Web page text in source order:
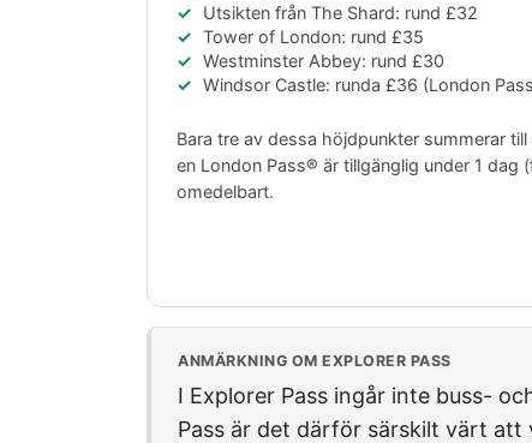
Utsikten från The Shard: rund £32
Tower of London: rund £35
Westminster Abbey: rund £30
Windsor Castle: runda £36 (London
Bara tre av dessa höjdpunkter summerar till
en London Pass® är tillgänglig under 1 dag
omedelbart.
ANMÄRKNING OM EXPLORER PASS
I Explorer Pass ingår inte buss-
Pass är det därför särskilt värt att